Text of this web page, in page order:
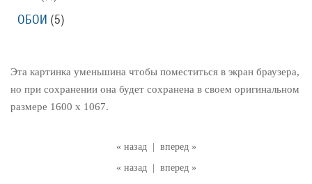
« назад
вперед »
« назад
вперед »
Эта картинка уменьшина чтобы поместиться в экран браузера,
но при сохранении она будет сохранена в своем оригинальном
размере 1600 x 1067.
ОБОИ (5)